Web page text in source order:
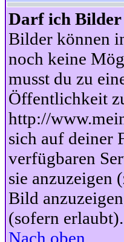
Darf ich Bilder
Bilder können
noch keine
musst du zu
Öffentlichkeit
http://
sich auf deiner
verfügbaren
sie anzuzeigen
Bild
(sofern erlaubt).
Nach oben